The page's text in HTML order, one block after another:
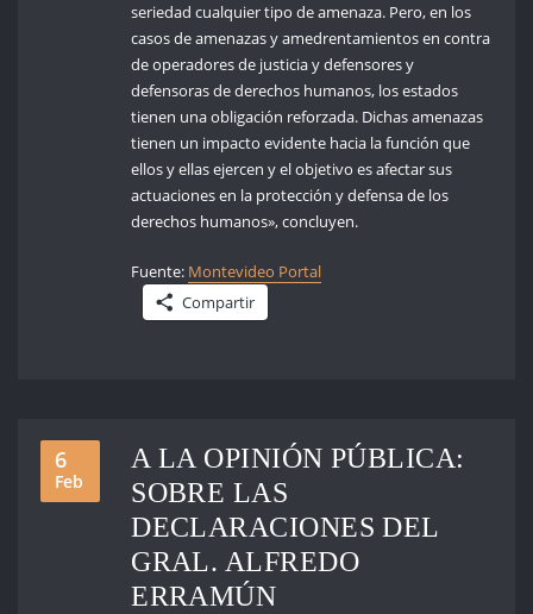
seriedad cualquier tipo de amenaza. Pero, en los
casos de amenazas y amedrentamientos en contra
de operadores de justicia y defensores y
defensoras de derechos humanos, los estados
tienen una obligación reforzada. Dichas amenazas
tienen un impacto evidente hacia la función que
ellos y ellas ejercen y el objetivo es afectar sus
actuaciones en la protección y defensa de los
derechos humanos», concluyen.
Fuente: Montevideo Portal
Compartir
6
Feb
A LA OPINIÓN PÚBLICA:
SOBRE LAS
DECLARACIONES DEL
GRAL. ALFREDO
ERRAMÚN